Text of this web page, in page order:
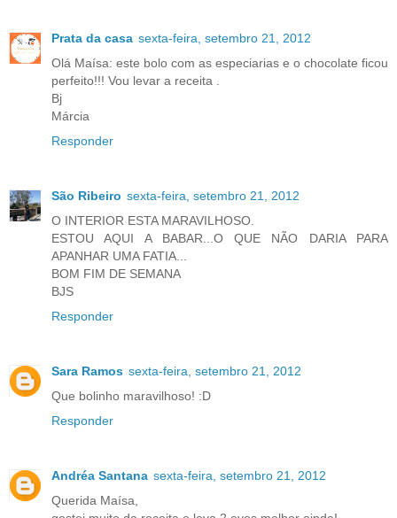
Prata da casa sexta-feira, setembro 21, 2012
Olá Maísa: este bolo com as especiarias e o chocolate ficou
perfeito!!! Vou levar a receita .
Bj
Márcia
Responder
São Ribeiro sexta-feira, setembro 21, 2012
O INTERIOR ESTA MARAVILHOSO.
ESTOU AQUI A BABAR...O QUE NÃO DARIA PARA
APANHAR UMA FATIA...
BOM FIM DE SEMANA
BJS
Responder
Sara Ramos sexta-feira, setembro 21, 2012
Que bolinho maravilhoso! :D
Responder
Andréa Santana sexta-feira, setembro 21, 2012
Querida Maísa,